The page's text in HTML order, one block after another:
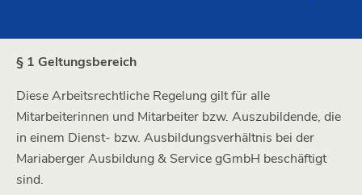
§ 1 Geltungsbereich
Diese Arbeitsrechtliche Regelung gilt für alle
Mitarbeiterinnen und Mitarbeiter bzw. Auszubildende, die
in einem Dienst- bzw. Ausbildungsverhältnis bei der
Mariaberger Ausbildung & Service gGmbH beschäftigt
sind.